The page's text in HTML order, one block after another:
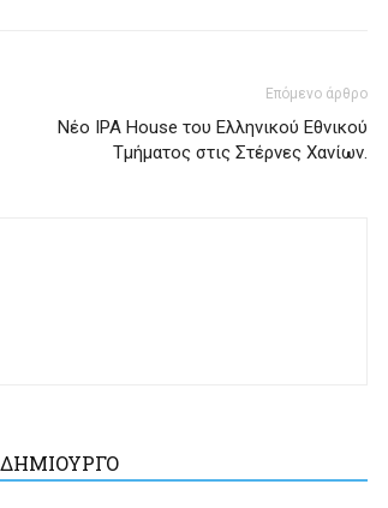
Επόμενο άρθρο
Nέο IPA House του Ελληνικού Εθνικού
Τμήματος στις Στέρνες Χανίων.